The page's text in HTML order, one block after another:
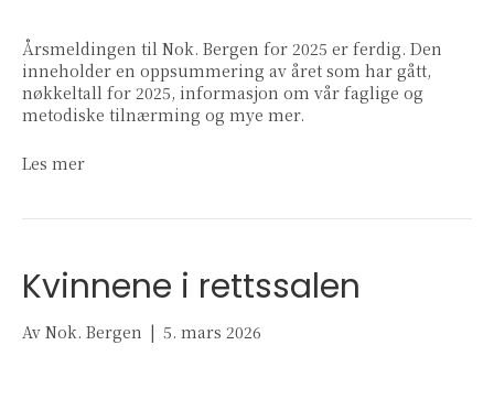
Årsmeldingen til Nok. Bergen for 2025 er ferdig. Den
inneholder en oppsummering av året som har gått,
nøkkeltall for 2025, informasjon om vår faglige og
metodiske tilnærming og mye mer.
Les mer
Kvinnene i rettssalen
Av Nok. Bergen | 5. mars 2026